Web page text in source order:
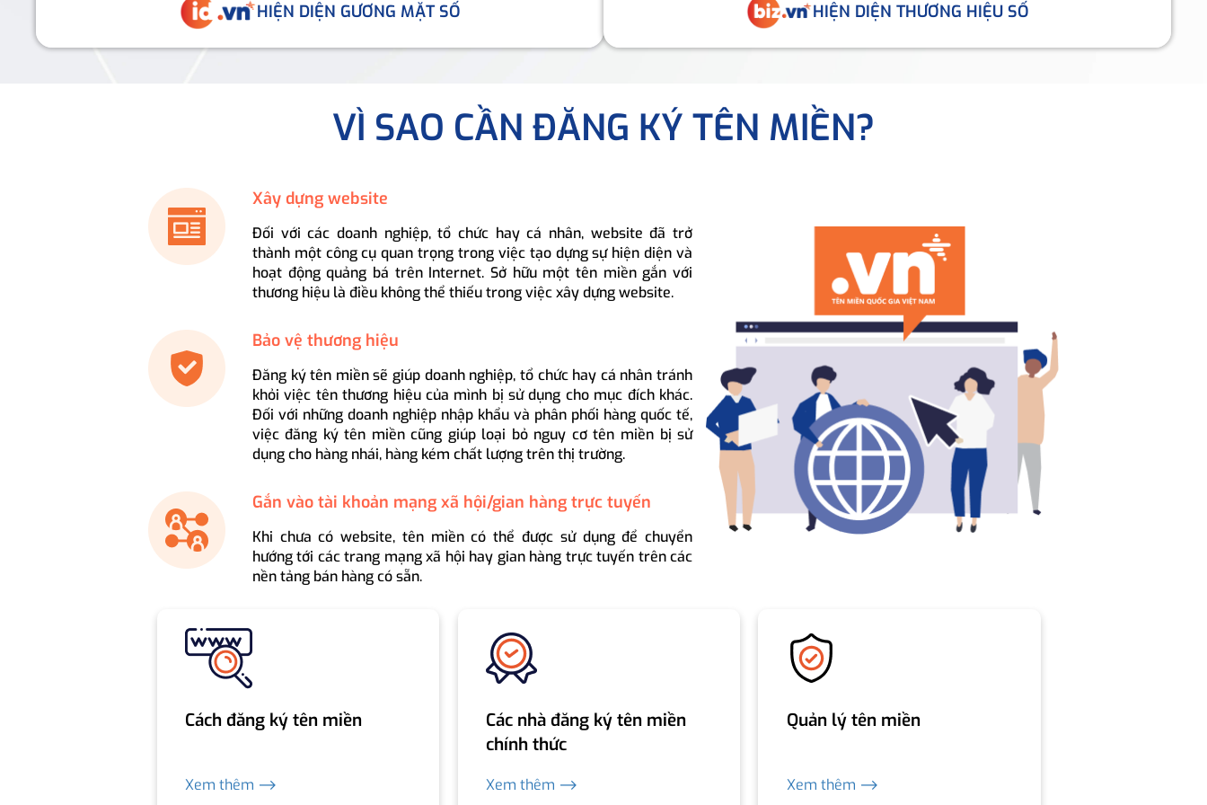
HIỆN DIỆN GƯƠNG MẶT SỐ HIỆN DIỆN THƯƠNG HIỆU SỐ
VÌ SAO CẦN ĐĂNG KÝ TÊN MIỀN?
Xây dựng website
Đối với các doanh nghiệp, tổ chức hay cá nhân, website đã trở
thành một công cụ quan trọng trong việc tạo dựng sự hiện diện và
hoạt động quảng bá trên Internet. Sở hữu một tên miền gắn với
thương hiệu là điều không thể thiếu trong việc xây dựng website.
Bảo vệ thương hiệu
Đăng ký tên miền sẽ giúp doanh nghiệp, tổ chức hay cá nhân tránh
khỏi việc tên thương hiệu của mình bị sử dụng cho mục đích khác.
Đối với những doanh nghiệp nhập khẩu và phân phối hàng quốc tế,
việc đăng ký tên miền cũng giúp loại bỏ nguy cơ tên miền bị sử
dụng cho hàng nhái, hàng kém chất lượng trên thị trường.
Gắn vào tài khoản mạng xã hội/gian hàng trực tuyến
Khi chưa có website, tên miền có thể được sử dụng để chuyển
hướng tới các trang mạng xã hội hay gian hàng trực tuyến trên các
nền tảng bán hàng có sẵn.
Cách đăng ký tên miền
Xem thêm ⟶
Các nhà đăng ký tên miền
chính thức
Xem thêm ⟶
Quản lý tên miền
Xem thêm ⟶